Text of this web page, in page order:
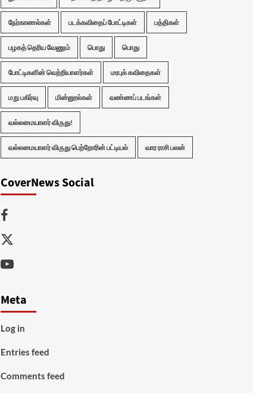
நேர்காணல்கள் படக்கவிதைப் போட்டிகள் பத்திகள்
பழகத் தெரிய வேணும் பொது பொது
போட்டிகளின் வெற்றியாளர்கள் மரபுக் கவிதைகள்
மறு பகிர்வு மின்னூல்கள் வண்ணப் படங்கள்
வல்லமையாளர் விருது!
வல்லமையாளர் விருது பெற்றோரின் பட்டியல் வார ராசி பலன்
CoverNews Social
Facebook
Twitter
Youtube
Meta
Log in
Entries feed
Comments feed